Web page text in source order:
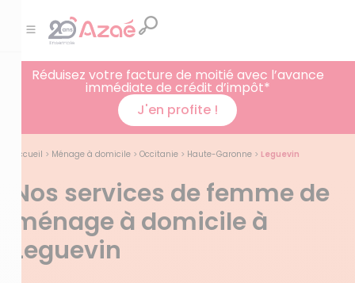
Réduisez votre facture de moitié avec l’avance
immédiate de crédit d’impôt*
J'en profite !
Accueil > Ménage à domicile > Occitanie > Haute-Garonne > Leguevin
Nos services de femme de
ménage à domicile à
Leguevin